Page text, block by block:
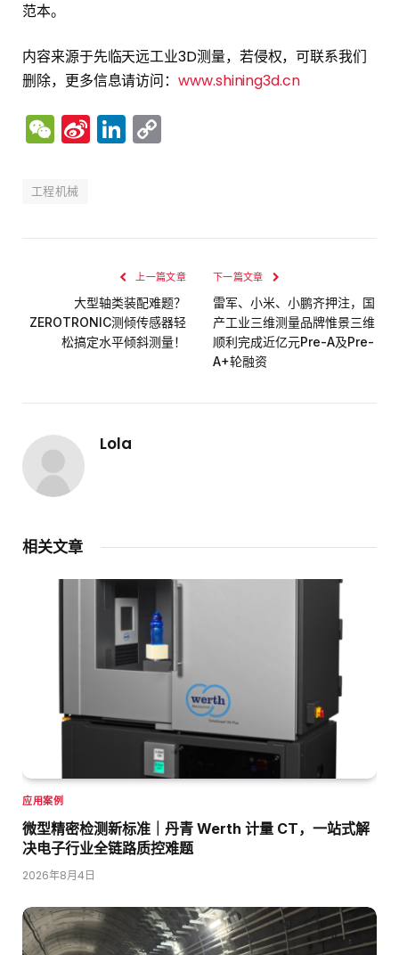
范本。
内容来源于先临天远工业3D测量，若侵权，可联系我们
删除，更多信息请访问：www.shining3d.cn
WeChat
Sina
Weibo
LinkedIn
工程机械
上一篇文章
大型轴类装配难题？
ZEROTRONIC测倾传感器轻
松搞定水平倾斜测量！
下一篇文章
雷军、小米、小鹏齐押注，国
产工业三维测量品牌惟景三维
顺利完成近亿元Pre-A及Pre-
A+轮融资
Lola
相关文章
应用案例
微型精密检测新标准｜丹青 Werth 计量 CT，一站式解
决电子行业全链路质控难题
2026年8月4日